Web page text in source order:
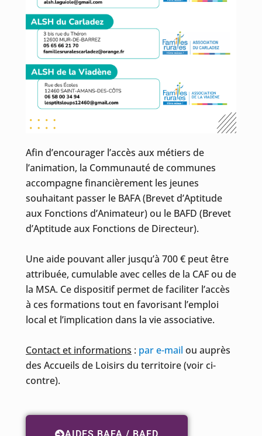
Afin d’encourager l’accès aux métiers de
l’animation, la Communauté de communes
accompagne financièrement les jeunes
souhaitant passer le BAFA (Brevet d’Aptitude
aux Fonctions d’Animateur) ou le BAFD (Brevet
d’Aptitude aux Fonctions de Directeur).
Une aide pouvant aller jusqu’à 700 € peut être
attribuée, cumulable avec celles de la CAF ou de
la MSA. Ce dispositif permet de faciliter l’accès
à ces formations tout en favorisant l’emploi
local et l’implication dans la vie associative.
Contact et informations : par e-mail ou auprès
des Accueils de Loisirs du territoire (voir ci-
contre).